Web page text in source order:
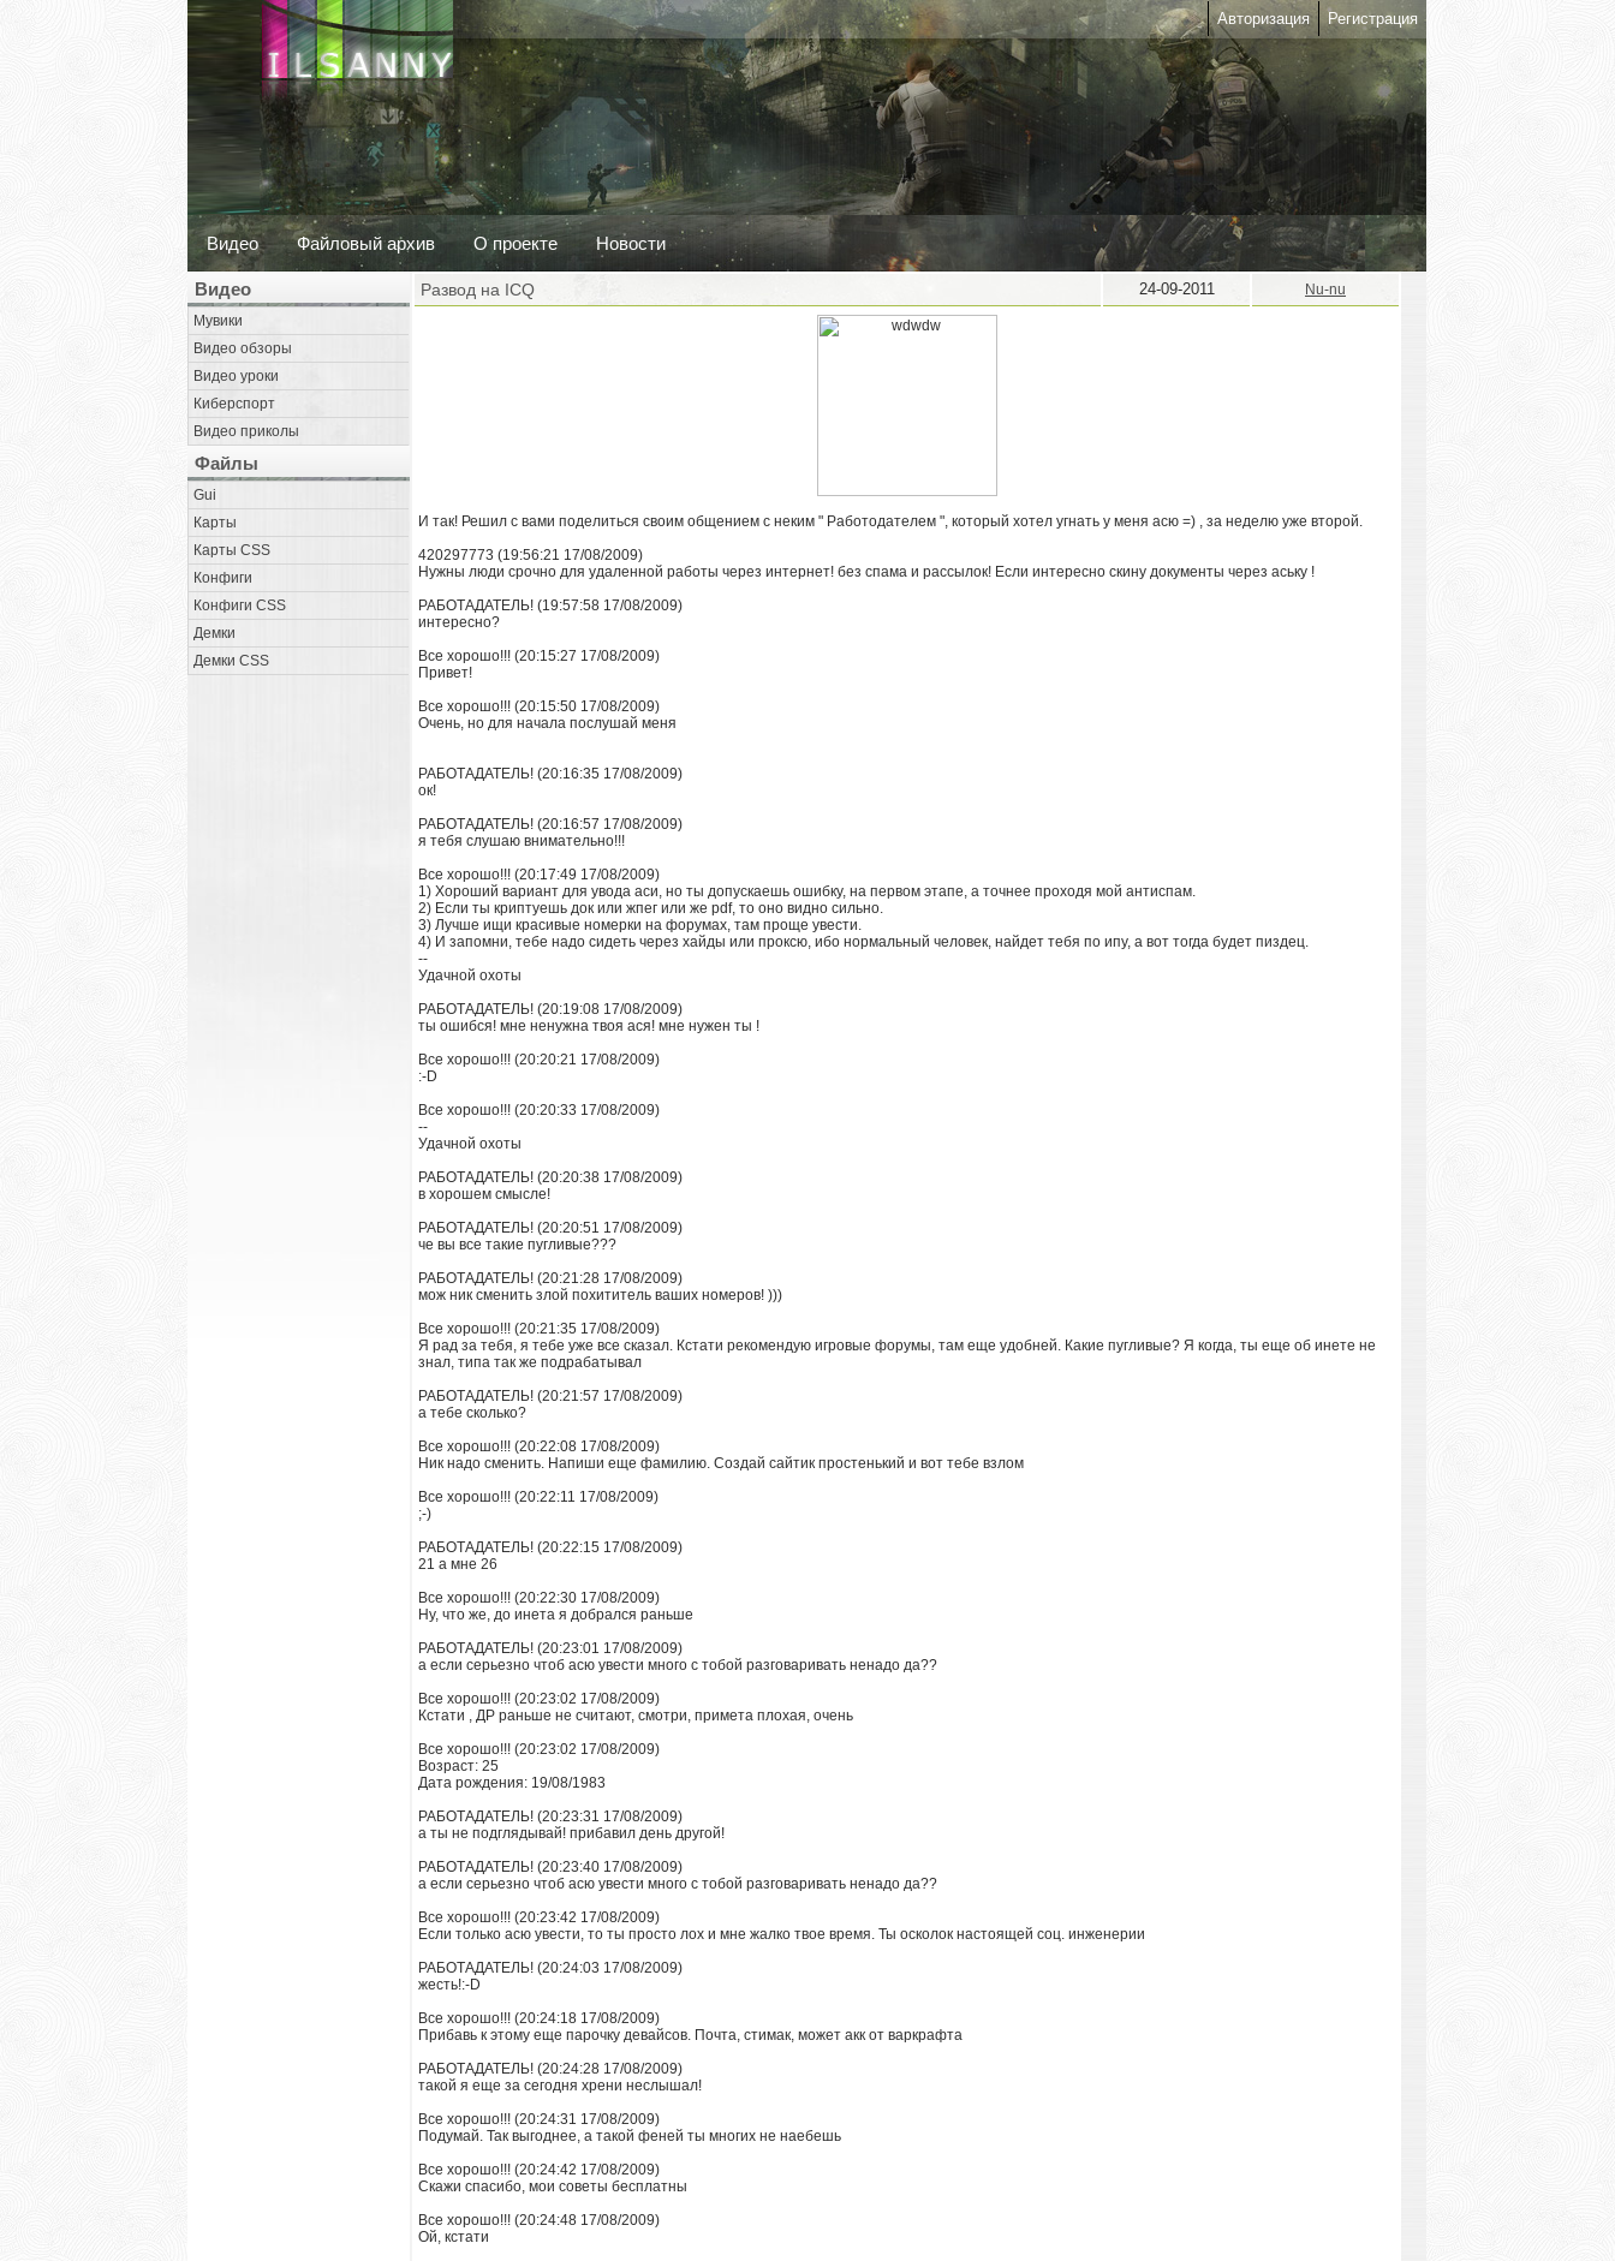
Авторизация Регистрация
Видео Файловый архив О проекте Новости
Видео
Мувики
Видео обзоры
Видео уроки
Киберспорт
Видео приколы
Файлы
Gui
Карты
Карты CSS
Конфиги
Конфиги CSS
Демки
Демки CSS
Развод на ICQ 24-09-2011 Nu-nu
И так! Решил с вами поделиться своим общением с неким " Работодателем ", который хотел угнать у меня асю =) , за неделю уже второй.
420297773 (19:56:21 17/08/2009)
Нужны люди срочно для удаленной работы через интернет! без спама и рассылок! Если интересно скину документы через аську !
РАБОТАДАТЕЛЬ! (19:57:58 17/08/2009)
интересно?
Все хорошо!!! (20:15:27 17/08/2009)
Привет!
Все хорошо!!! (20:15:50 17/08/2009)
Очень, но для начала послушай меня
РАБОТАДАТЕЛЬ! (20:16:35 17/08/2009)
ок!
РАБОТАДАТЕЛЬ! (20:16:57 17/08/2009)
я тебя слушаю внимательно!!!
Все хорошо!!! (20:17:49 17/08/2009)
1) Хороший вариант для увода аси, но ты допускаешь ошибку, на первом этапе, а точнее проходя мой антиспам.
2) Если ты криптуешь док или жпег или же pdf, то оно видно сильно.
3) Лучше ищи красивые номерки на форумах, там проще увести.
4) И запомни, тебе надо сидеть через хайды или проксю, ибо нормальный человек, найдет тебя по ипу, а вот тогда будет пиздец.
--
Удачной охоты
РАБОТАДАТЕЛЬ! (20:19:08 17/08/2009)
ты ошибся! мне ненужна твоя ася! мне нужен ты !
Все хорошо!!! (20:20:21 17/08/2009)
:-D
Все хорошо!!! (20:20:33 17/08/2009)
--
Удачной охоты
РАБОТАДАТЕЛЬ! (20:20:38 17/08/2009)
в хорошем смысле!
РАБОТАДАТЕЛЬ! (20:20:51 17/08/2009)
че вы все такие пугливые???
РАБОТАДАТЕЛЬ! (20:21:28 17/08/2009)
мож ник сменить злой похититель ваших номеров! )))
Все хорошо!!! (20:21:35 17/08/2009)
Я рад за тебя, я тебе уже все сказал. Кстати рекомендую игровые форумы, там еще удобней. Какие пугливые? Я когда, ты еще об инете не
знал, типа так же подрабатывал
РАБОТАДАТЕЛЬ! (20:21:57 17/08/2009)
а тебе сколько?
Все хорошо!!! (20:22:08 17/08/2009)
Ник надо сменить. Напиши еще фамилию. Создай сайтик простенький и вот тебе взлом
Все хорошо!!! (20:22:11 17/08/2009)
;-)
РАБОТАДАТЕЛЬ! (20:22:15 17/08/2009)
21 а мне 26
Все хорошо!!! (20:22:30 17/08/2009)
Ну, что же, до инета я добрался раньше
РАБОТАДАТЕЛЬ! (20:23:01 17/08/2009)
а если серьезно чтоб асю увести много с тобой разговаривать ненадо да??
Все хорошо!!! (20:23:02 17/08/2009)
Кстати , ДР раньше не считают, смотри, примета плохая, очень
Все хорошо!!! (20:23:02 17/08/2009)
Возраст: 25
Дата рождения: 19/08/1983
РАБОТАДАТЕЛЬ! (20:23:31 17/08/2009)
а ты не подглядывай! прибавил день другой!
РАБОТАДАТЕЛЬ! (20:23:40 17/08/2009)
а если серьезно чтоб асю увести много с тобой разговаривать ненадо да??
Все хорошо!!! (20:23:42 17/08/2009)
Если только асю увести, то ты просто лох и мне жалко твое время. Ты осколок настоящей соц. инженерии
РАБОТАДАТЕЛЬ! (20:24:03 17/08/2009)
жесть!:-D
Все хорошо!!! (20:24:18 17/08/2009)
Прибавь к этому еще парочку девайсов. Почта, стимак, может акк от варкрафта
РАБОТАДАТЕЛЬ! (20:24:28 17/08/2009)
такой я еще за сегодня хрени неслышал!
Все хорошо!!! (20:24:31 17/08/2009)
Подумай. Так выгоднее, а такой феней ты многих не наебешь
Все хорошо!!! (20:24:42 17/08/2009)
Скажи спасибо, мои советы бесплатны
Все хорошо!!! (20:24:48 17/08/2009)
Ой, кстати